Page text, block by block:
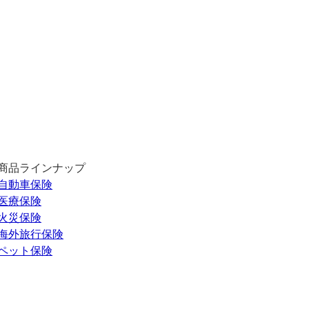
品ラインナップ
動車保険
療保険
災保険
外旅行保険
ット保険